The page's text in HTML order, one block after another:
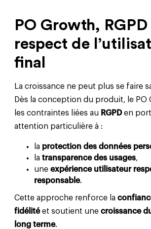
PO Growth,
respect de
final
La croissance ne peut plus se faire
Dès la conception du produit, le PO
les contraintes liées au RGPDen
attention particulière à :
la protection des données
la transparence des usages,
une expérience utilisateur
responsable.
Cette approche renforce la
fidélitéet soutient unecroissance
long terme.